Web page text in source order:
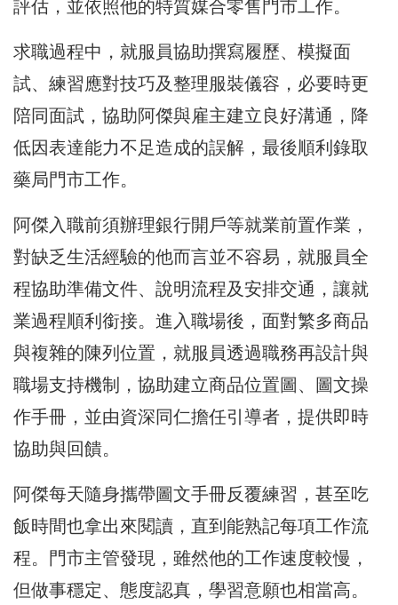
評估，並依照他的特質媒合零售門市工作。
求職過程中，就服員協助撰寫履歷、模擬面
試、練習應對技巧及整理服裝儀容，必要時更
陪同面試，協助阿傑與雇主建立良好溝通，降
低因表達能力不足造成的誤解，最後順利錄取
藥局門市工作。
阿傑入職前須辦理銀行開戶等就業前置作業，
對缺乏生活經驗的他而言並不容易，就服員全
程協助準備文件、說明流程及安排交通，讓就
業過程順利銜接。進入職場後，面對繁多商品
與複雜的陳列位置，就服員透過職務再設計與
職場支持機制，協助建立商品位置圖、圖文操
作手冊，並由資深同仁擔任引導者，提供即時
協助與回饋。
阿傑每天隨身攜帶圖文手冊反覆練習，甚至吃
飯時間也拿出來閱讀，直到能熟記每項工作流
程。門市主管發現，雖然他的工作速度較慢，
但做事穩定、態度認真，學習意願也相當高。